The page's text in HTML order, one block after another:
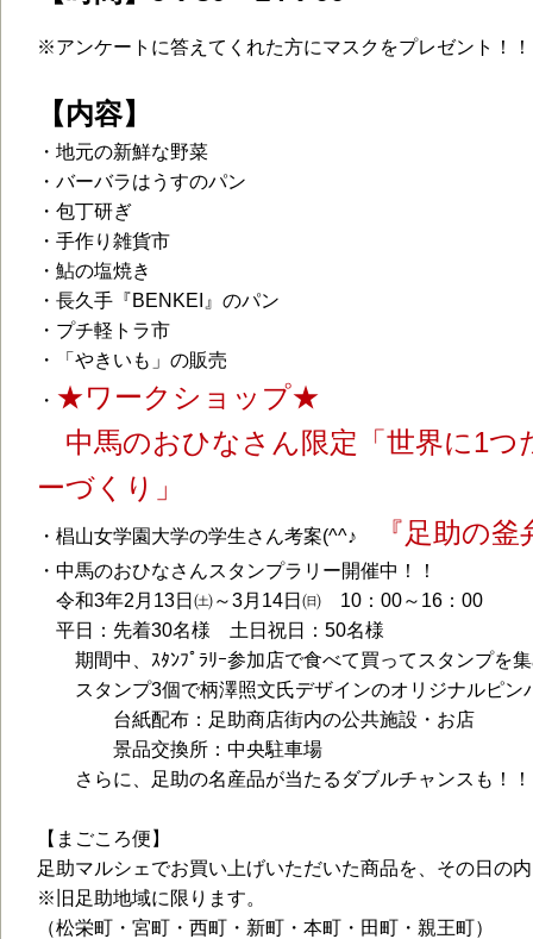
※アンケートに答えてくれた方にマスクをプレゼント！
【内容】
・地元の新鮮な野菜
・バーバラはうすのパン
・包丁研ぎ
・手作り雑貨市
・鮎の塩焼き
・長久手『BENKEI』のパン
・プチ軽トラ市
・「やきいも」の販売
・ ★ワークショップ★
中馬のおひなさん限定「世界に1つ
ーづくり」
・椙山女学園大学の学生さん考案(^^♪ 『足助の
・中馬のおひなさんスタンプラリー開催中！！
令和3年2月13日㈯～3月14日㈰ 10：00～16：00
平日：先着30名様 土日祝日：50名様
期間中、ｽﾀﾝﾌﾟﾗﾘｰ参加店で食べて買ってスタンプを
スタンプ3個で柄澤照文氏デザインのオリジナルピン
台紙配布：足助商店街内の公共施設・お店
景品交換所：中央駐車場
さらに、足助の名産品が当たるダブルチャンスも！！
【まごころ便】
足助マルシェでお買い上げいただいた商品を、その日の
※旧足助地域に限ります。
（松栄町・宮町・西町・新町・本町・田町・親王町）